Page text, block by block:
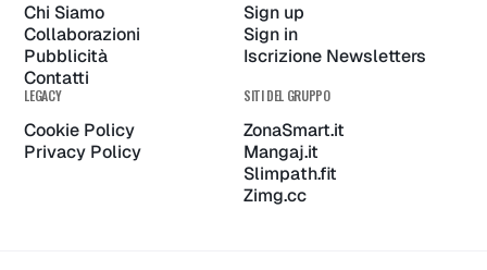
Chi Siamo
Collaborazioni
Pubblicità
Contatti
Sign up
Sign in
Iscrizione Newsletters
LEGACY
Cookie Policy
Privacy Policy
SITI DEL GRUPPO
ZonaSmart.it
Mangaj.it
Slimpath.fit
Zimg.cc